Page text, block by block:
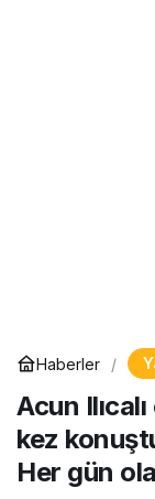
Haberler
Acun
kez
Her gün